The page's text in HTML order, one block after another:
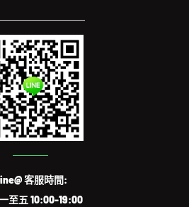
客服時間:
至五 10:00-19:00